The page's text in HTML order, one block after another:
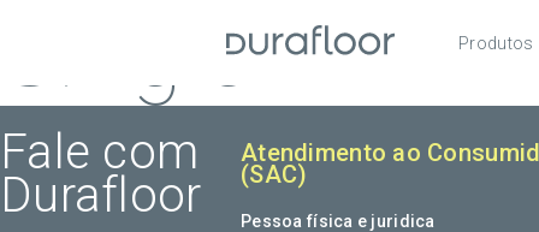
Produtos
Single
Fale com
Durafloor
Atendimento ao
(SAC)
Pessoa física e juridica